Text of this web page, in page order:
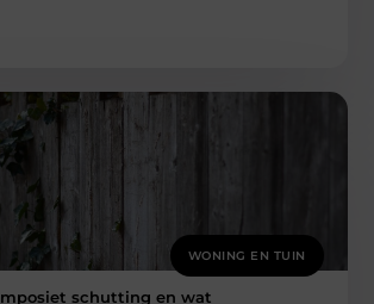
WONING EN TUIN
schutting en wat